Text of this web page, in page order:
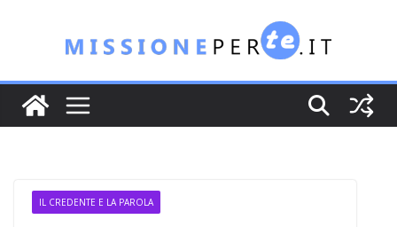
contenuto
IL CREDENTE E LA PAROLA